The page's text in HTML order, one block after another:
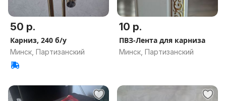
50 р.
Карниз, 240 б/у
Минск, Партизанский
10 р.
ПВЗ-Лента для карниза
Минск, Партизанский